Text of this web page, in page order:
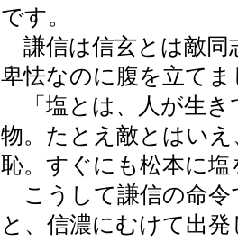
です。
謙信は信玄とは敵同
卑怯なのに腹を立てま
「塩とは、人が生き
物。たとえ敵とはい
恥。すぐにも松本に
こうして謙信の命令
と、信濃にむけて出